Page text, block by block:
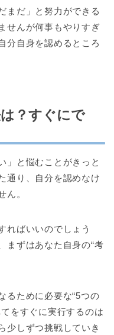
まだ」と努力ができる
せんが何事もやりすぎ
分自身を認めるところ
？すぐにで
」と悩むことがきっと
通り、自分を認めなけ
ん。
ればいいのでしょう
まずはあなた自身の“考
るために必要な“5つの
をすぐに実行するのは
少しずつ挑戦していき